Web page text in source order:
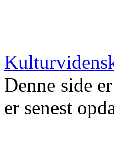
Denne side
er senest